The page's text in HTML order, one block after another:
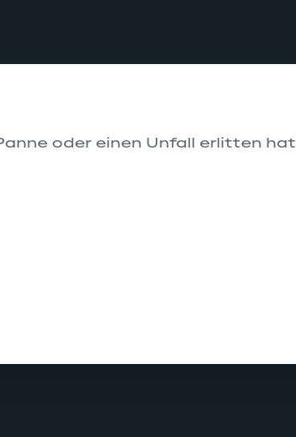
oder einen Unfall erlitten hat